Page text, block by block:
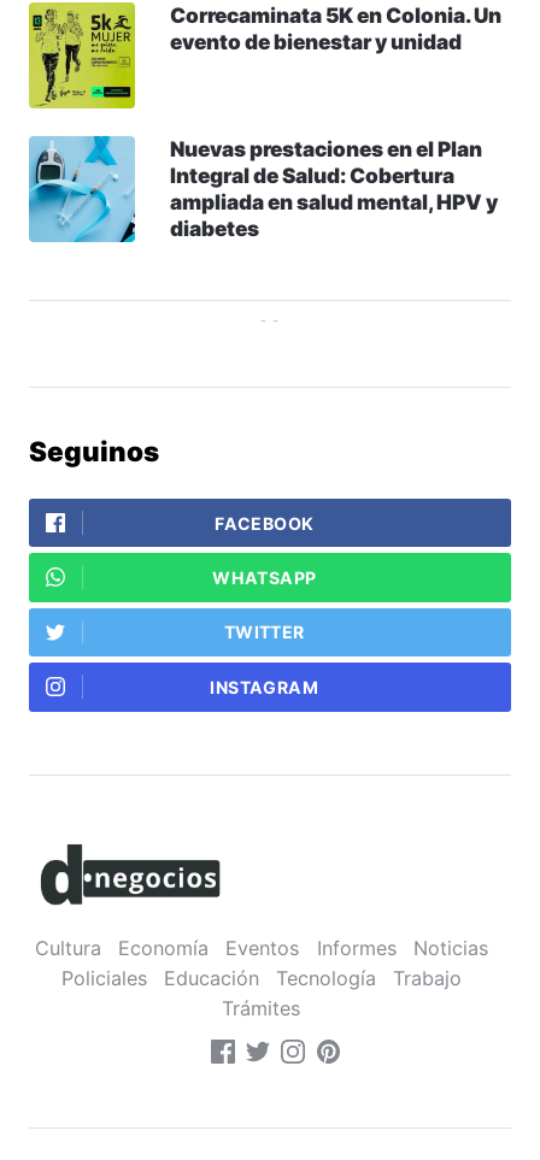
Correcaminata 5K en Colonia. Un
evento de bienestar y unidad
Nuevas prestaciones en el Plan
Integral de Salud: Cobertura
ampliada en salud mental, HPV y
diabetes
Seguinos
FACEBOOK
WHATSAPP
TWITTER
INSTAGRAM
Cultura Economía Eventos Informes
Noticias
Policiales
Educación Tecnología
Trabajo
Trámites